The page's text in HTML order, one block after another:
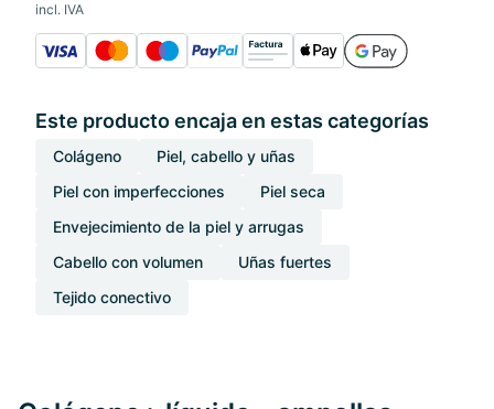
incl. IVA
Este producto encaja en estas categorías
Colágeno
Piel, cabello y uñas
Piel con imperfecciones
Piel seca
Envejecimiento de la piel y arrugas
Cabello con volumen
Uñas fuertes
Tejido conectivo